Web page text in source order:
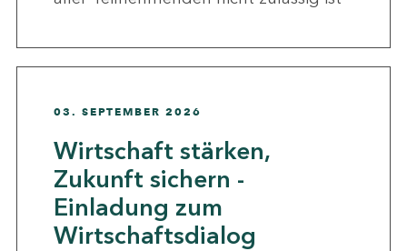
03. SEPTEMBER 2026
Wirtschaft stärken,
Zukunft sichern -
Einladung zum
Wirtschaftsdialog